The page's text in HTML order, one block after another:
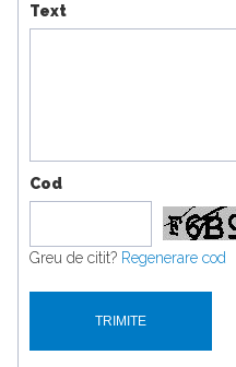
Text
Cod
Greu de citit? Regenerare cod